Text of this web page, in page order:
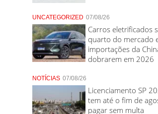
UNCATEGORIZED 07/08/26
Carros eletrificados
quarto do mercado
importações da
dobrarem em 2026
NOTÍCIAS 07/08/26
Licenciamento SP
tem até o fim de
pagar sem multa